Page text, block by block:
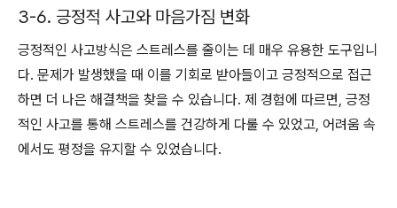
3-6. 긍정적 사고와 마음가짐 변화
긍정적인 사고방식은 스트레스를 줄이는 데 매우 유용한 도구입니
다. 문제가 발생했을 때 이를 기회로 받아들이고 긍정적으로 접근
하면 더 나은 해결책을 찾을 수 있습니다. 제 경험에 따르면, 긍정
적인 사고를 통해 스트레스를 건강하게 다룰 수 있었고, 어려움 속
에서도 평정을 유지할 수 있었습니다.